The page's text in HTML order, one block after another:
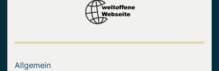
Allgemein